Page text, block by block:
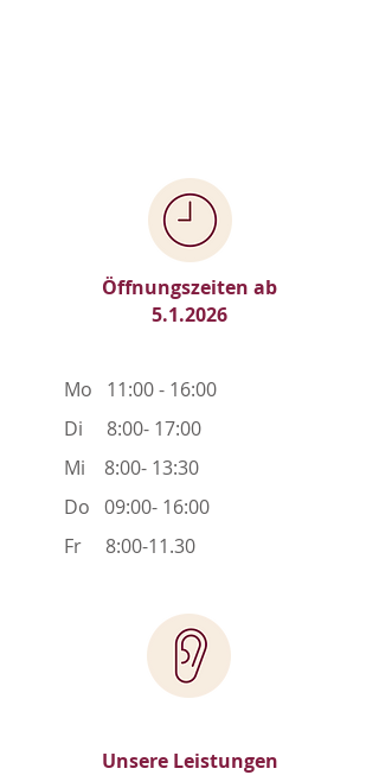
Öffnungszeiten ab
5.1.2026
Mo 11:00 - 16:00
Di 8:00- 17:00
Mi 8:00- 13:30
Do 09:00- 16:00
Fr 8:00-11.30
Unsere Leistungen